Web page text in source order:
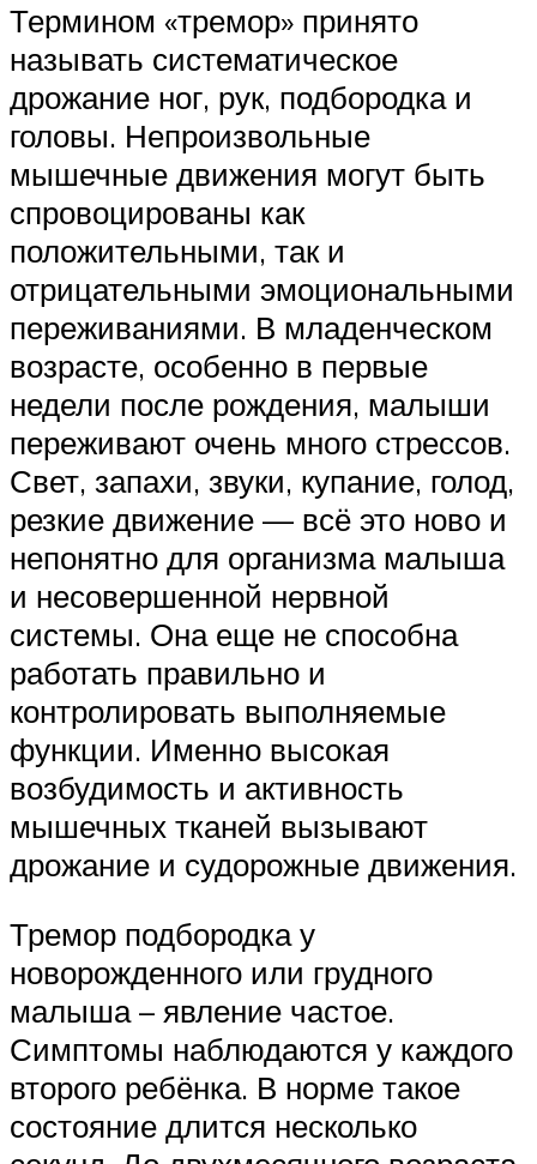
Термином «тремор» принято
называть систематическое
дрожание ног, рук, подбородка и
головы. Непроизвольные
мышечные движения могут быть
спровоцированы как
положительными, так и
отрицательными эмоциональными
переживаниями. В младенческом
возрасте, особенно в первые
недели после рождения, малыши
переживают очень много стрессов.
Свет, запахи, звуки, купание, голод,
резкие движение — всё это ново и
непонятно для организма малыша
и несовершенной нервной
системы. Она еще не способна
работать правильно и
контролировать выполняемые
функции. Именно высокая
возбудимость и активность
мышечных тканей вызывают
дрожание и судорожные движения.
Тремор подбородка у
новорожденного или грудного
малыша – явление частое.
Симптомы наблюдаются у каждого
второго ребёнка. В норме такое
состояние длится несколько